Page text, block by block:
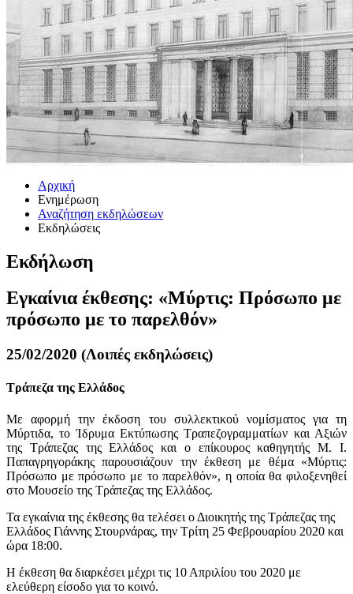
Αρχική
Ενημέρωση
Αναζήτηση εκδηλώσεων
Εκδηλώσεις
Εκδήλωση
Εγκαίνια έκθεσης: «Μύρτις: Πρόσωπο με
πρόσωπο με το παρελθόν»
25/02/2020 (Λοιπές εκδηλώσεις)
Τράπεζα της Ελλάδος
Με αφορμή την έκδοση του συλλεκτικού νομίσματος για τη
Μύρτιδα, το Ίδρυμα Εκτύπωσης Τραπεζογραμματίων και Αξιών
της Τράπεζας της Ελλάδος και ο επίκουρος καθηγητής Μ. Ι.
Παπαγρηγοράκης παρουσιάζουν την έκθεση με θέμα «Μύρτις:
Πρόσωπο με πρόσωπο με το παρελθόν», η οποία θα φιλοξενηθεί
στο Μουσείο της Τράπεζας της Ελλάδος.
Τα εγκαίνια της έκθεσης θα τελέσει ο Διοικητής της Τράπεζας της
Ελλάδος Γιάννης Στουρνάρας, την Τρίτη 25 Φεβρουαρίου 2020 και
ώρα 18:00.
Η έκθεση θα διαρκέσει μέχρι τις 10 Απριλίου του 2020 με
ελεύθερη είσοδο για το κοινό.